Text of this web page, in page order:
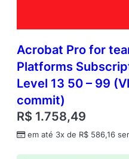
Acrobat Pro for
Platforms
Level 13 50 – 99
commit)
R$ 1.758,49
em até 3x de R$ 586,16